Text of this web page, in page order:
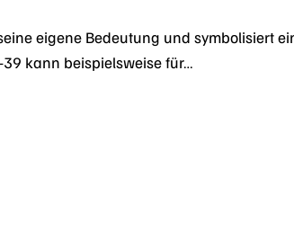
eigene Bedeutung und symbolisiert
kann beispielsweise für…